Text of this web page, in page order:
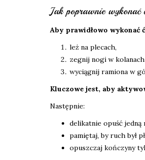
Jak poprawnie
Aby prawidłowo
leż na plecach,
zegnij nogi w
wyciągnij ramiona w
Kluczowe jest, aby
Następnie:
delikatnie opuść jedną
pamiętaj, by ruch był
opuszczaj kończyny